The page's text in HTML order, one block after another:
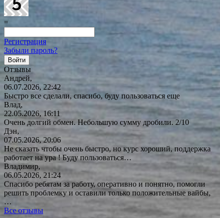
=
Регистрация
Забыли пароль?
Отзывы
Андрей,
06.07.2026, 22:42
Быстро все сделали, спасибо, буду пользоваться еще
Влад,
22.05.2026, 16:11
Очень долгий обмен. Небольшую сумму дробили. 2/10
Дэн,
07.05.2026, 20:06
Не сказать чтобы очень быстро, но курс хороший, поддержка
работает на ура ! Буду пользоваться…
Владимир,
06.05.2026, 21:24
Спасибо ребятам за работу, оперативно и понятно, помогли
решить проблемку и оставили только положительные вайбы,
…
Все отзывы